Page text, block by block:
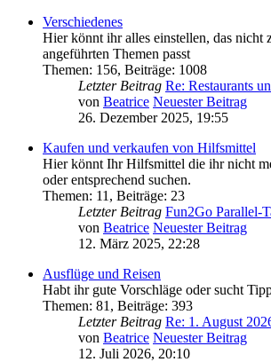
Verschiedenes
Hier könnt ihr alles einstellen, das nicht
angeführten Themen passt
Themen: 156, Beiträge: 1008
Letzter Beitrag Re: Restaurants
von Beatrice Neuester Beitrag
26. Dezember 2025, 19:55
Kaufen und verkaufen von Hilfsmittel
Hier könnt Ihr Hilfsmittel die ihr nicht
oder entsprechend suchen.
Themen: 11 , Beiträge: 23
Letzter Beitrag Fun2Go Parallel-
von Beatrice Neuester Beitrag
12. März 2025, 22:28
Ausflüge und Reisen
Habt ihr gute Vorschläge oder sucht
Themen: 81 , Beiträge: 393
Letzter Beitrag Re: 1. August
von Beatrice Neuester Beitrag
12. Juli 2026, 20:10